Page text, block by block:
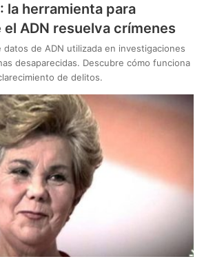
la herramienta para
ADN resuelva crímenes
datos de ADN utilizada en investigaciones
desaparecidas. Descubre cómo funciona
de delitos.